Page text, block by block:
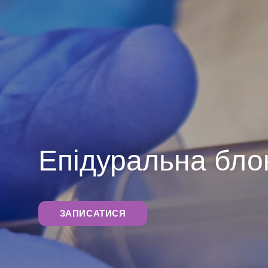
Епідуральна
ЗАПИСАТИСЯ